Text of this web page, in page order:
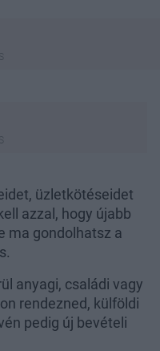
üzletkötéseidet
azzal, hogy újabb
ma gondolhatsz a
anyagi, családi vagy
rendezned, külföldi
pedig új bevételi